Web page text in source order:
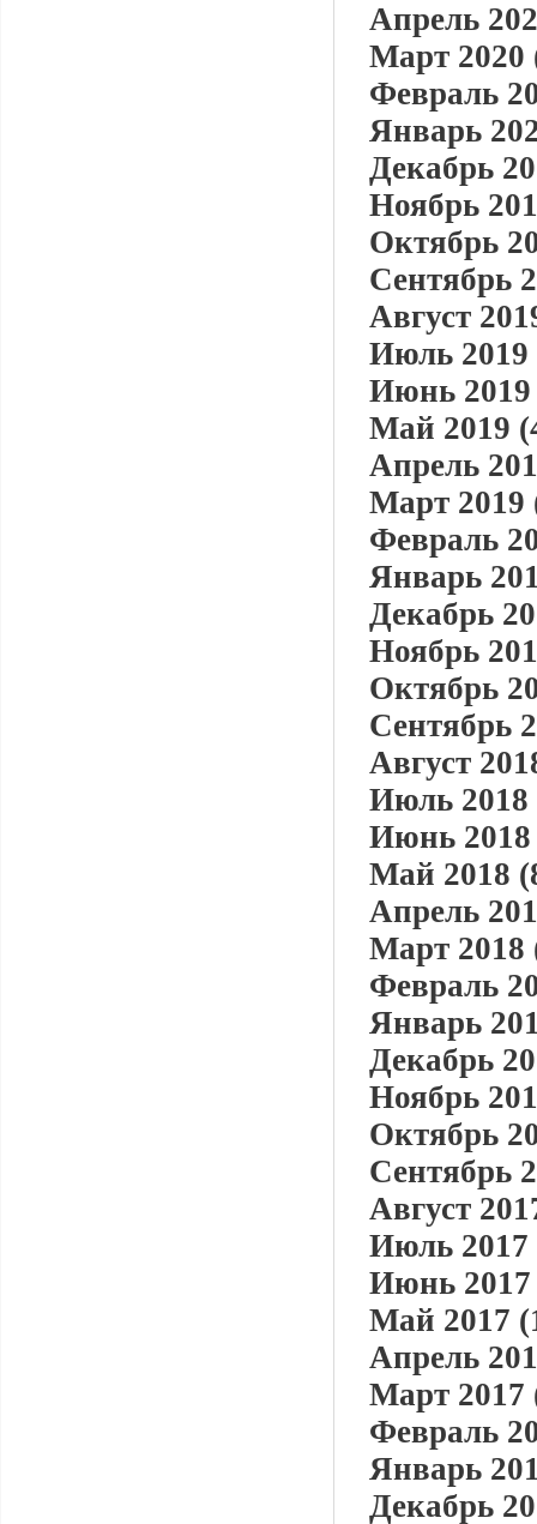
Апрель
Март 2020
Февраль
Январь
Декабрь
Ноябрь
Октябрь
Сентябрь
Август
Июль 2019
Июнь 2019
Май 2019
Апрель
Март 2019
Февраль
Январь
Декабрь
Ноябрь
Октябрь
Сентябрь
Август
Июль 2018
Июнь 2018
Май 2018
Апрель
Март 2018
Февраль
Январь
Декабрь
Ноябрь
Октябрь
Сентябрь
Август
Июль 2017
Июнь 2017
Май 2017
Апрель
Март 2017
Февраль
Январь
Декабрь